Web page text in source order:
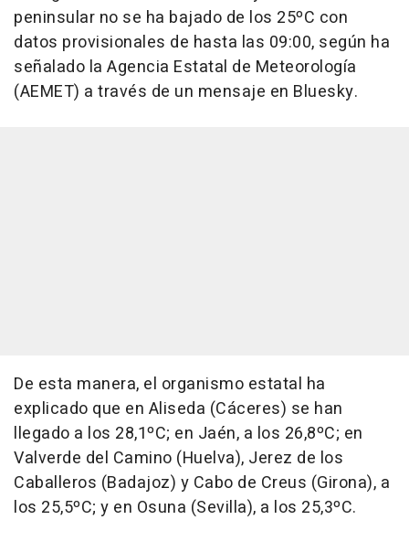
peninsular no se ha bajado de los 25ºC con
datos provisionales de hasta las 09:00, según ha
señalado la Agencia Estatal de Meteorología
(AEMET) a través de un mensaje en Bluesky.
De esta manera, el organismo estatal ha
explicado que en Aliseda (Cáceres) se han
llegado a los 28,1ºC; en Jaén, a los 26,8ºC; en
Valverde del Camino (Huelva), Jerez de los
Caballeros (Badajoz) y Cabo de Creus (Girona), a
los 25,5ºC; y en Osuna (Sevilla), a los 25,3ºC.